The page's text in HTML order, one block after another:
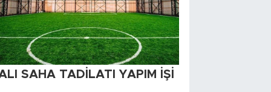
SAHA TADİLATI YAPIM İŞİ